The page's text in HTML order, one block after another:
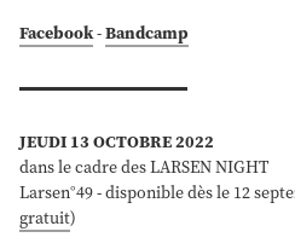
Facebook-Bandcamp
JEUDI 13 OCTOBRE 2022
dans le cadre des LARSEN NIGHT
Larsen°49 - disponible dès le 12
gratuit)